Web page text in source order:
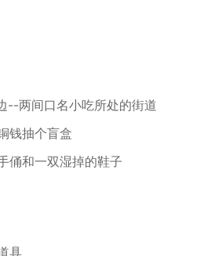
--两间口名小吃所处的街道
钱抽个盲盒
俑和一双湿掉的鞋子
具